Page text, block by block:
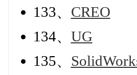
133、 CREO
134、 UG
135、